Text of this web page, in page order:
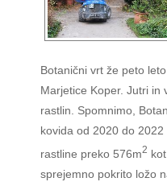
Botanični vrt že peto
Marjetice Koper. Jutri in
rastlin. Spomnimo,
kovida od 2020 do
rastline preko 576m2
sprejemno pokrito ložo